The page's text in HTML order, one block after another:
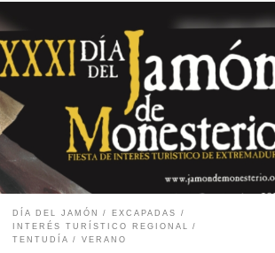
Día del Jamón de Monesterio
DÍA DEL JAMÓN
EXCAPADAS
INTERÉS TURÍSTICO REGIONAL
TENTUDÍA
VERANO